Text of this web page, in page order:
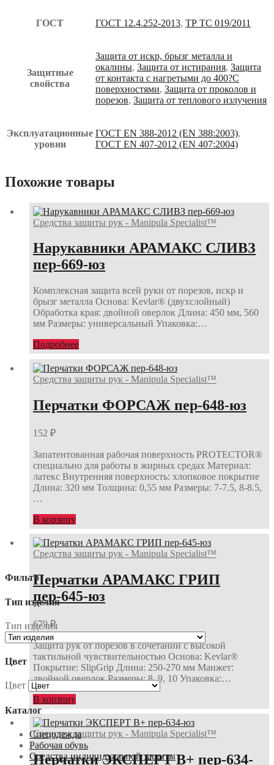
ГОСТ ГОСТ 12.4.252-2013, ТР ТС 019/2011
Защитные
свойства
Защита от искр, брызг металла и
окалины, Защита от истирания, Защита
от контакта с нагретыми до 400?С
поверхностями, Защита от проколов и
порезов, Защита от теплового излучения
Эксплуатационные
уровни
ГОСТ EN 388-2012 (EN 388:2003),
ГОСТ EN 407-2012 (EN 407:2004)
Похожие товары
Средства защиты рук - Manipula Specialist™
Нарукавники АРАМАКС СЛИВЗ
пер-669-юз
Комплексная защита всей руки от порезов, искр и
брызг металла Основа: Kevlar® (двухслойный)
Обработка края: двойной оверлок Длина: 450 мм, 560
мм Размеры: универсальный Упаковка:…
Подробнее
Средства защиты рук - Manipula Specialist™
Перчатки ФОРСАЖ пер-648-юз
152 ₽
Запатентованная рабочая поверхность PROTECTOR®
специально для работы в жирных средах Материал:
латекс Внутренняя поверхность: хлопковое покрытие
Длина: 320 мм Толщина: 0,55 мм Размеры: 7-7.5, 8-8.5,
…
В корзину
Средства защиты рук - Manipula Specialist™
Перчатки АРАМАКС ГРИП
пер-645-юз
679₽
Защита рук от порезов в сочетании с высокой
тактильной чувствительностью Основа: Kevlar®
Покрытие: SlipGrip Длина: 250-270 мм Манжет:
двойной оверлок Размеры: 8, 9, 10 Упаковка:…
В корзину
Средства защиты рук - Manipula Specialist™
Перчатки ЭКСПЕРТ В+ пер-634-
Фильтр
Тип изделия
Тип изделия
Цвет
Цвет
Каталог
Спецодежда
Рабочая обувь
Средства индивидуальной защиты